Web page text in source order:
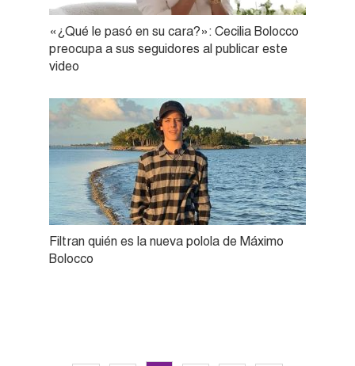
«¿Qué le pasó en su cara?»: Cecilia Bolocco
preocupa a sus seguidores al publicar este
video
Filtran quién es la nueva polola de Máximo
Bolocco